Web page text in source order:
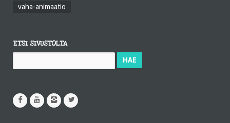
vaha-animaatio
ETSI SIVUSTOLTA